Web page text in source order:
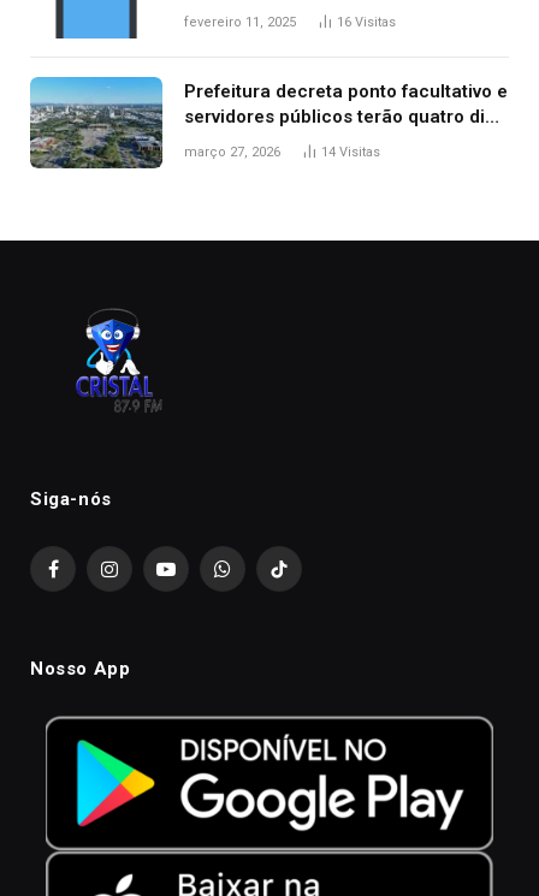
contra dois filhos, diz polícia
fevereiro 11, 2025 16 Visitas
Prefeitura decreta ponto facultativo e
servidores públicos terão quatro dias
de folga na Semana Santa
março 27, 2026 14 Visitas
Siga-nós
FacebookInstagramYouTubeWhatsAppTikTok
Nosso App